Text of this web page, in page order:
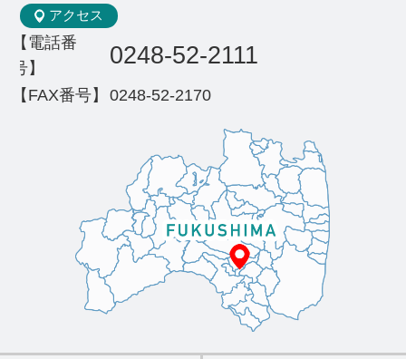
アクセス
【電話番
号】
0248-52-2111
【FAX番号】 0248-52-2170